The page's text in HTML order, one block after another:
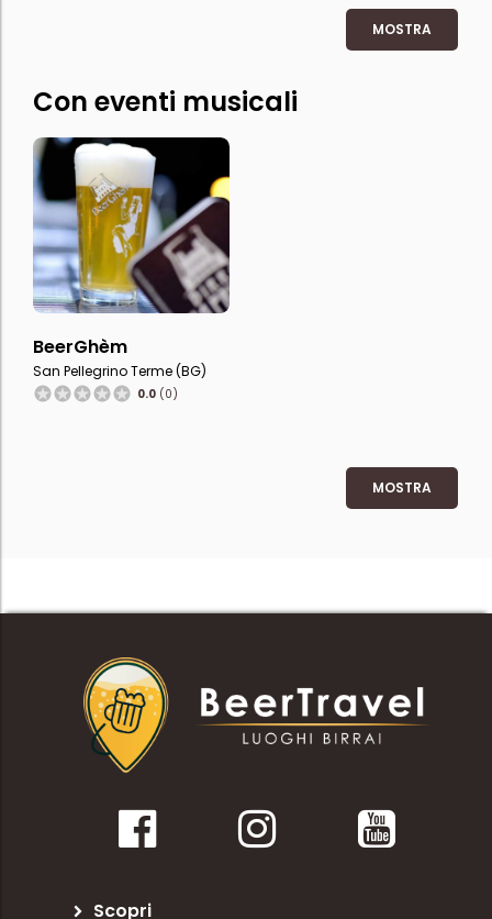
MOSTRA
Con eventi musicali
BeerGhèm
San Pellegrino Terme (BG)
0.0 (0)
MOSTRA
Scopri